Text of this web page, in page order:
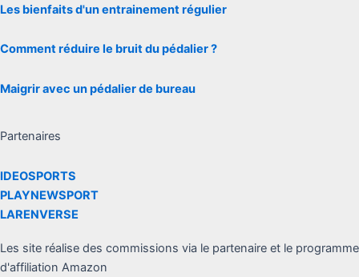
Les bienfaits d'un entrainement régulier
Comment réduire le bruit du pédalier ?
Maigrir avec un pédalier de bureau
Partenaires
IDEOSPORTS
PLAYNEWSPORT
LARENVERSE
Les site réalise des commissions via le partenaire et le programme
d'affiliation Amazon